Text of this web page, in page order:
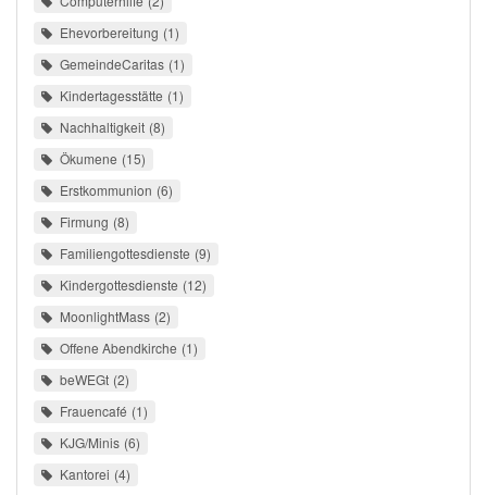
Ehevorbereitung 1
GemeindeCaritas 1
Kindertagesstätte 1
Nachhaltigkeit 8
Ökumene 15
Erstkommunion 6
Firmung 8
Familiengottesdienste 9
Kindergottesdienste 12
MoonlightMass 2
Offene Abendkirche 1
beWEGt 2
Frauencafé 1
KJG/Minis 6
Kantorei 4